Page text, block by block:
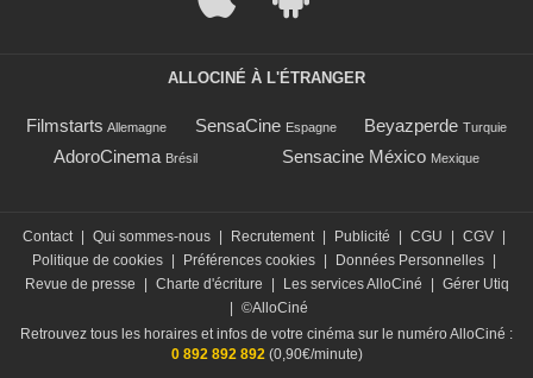
ALLOCINÉ À L'ÉTRANGER
Filmstarts Allemagne SensaCine Espagne Beyazperde Turquie
AdoroCinema Brésil Sensacine México Mexique
Contact Qui sommes-nous Recrutement Publicité CGU CGV
Politique de cookies
Préférences cookies Données Personnelles
Revue de presse
Charte d'écriture Les services AlloCiné
Gérer Utiq
©AlloCiné
Retrouvez tous les horaires et infos de votre cinéma sur le numéro AlloCiné :
0 892 892 892(0,90€/minute)